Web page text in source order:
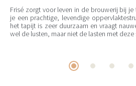
Frisé zorgt voor leven in de brouwerij bij
je een prachtige, levendige
het tapijt is zeer duurzaam en vraagt
wel de lusten, maar niet de lasten met deze